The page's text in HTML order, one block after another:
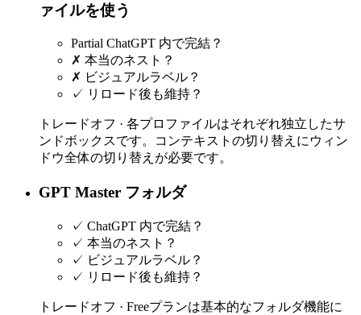
ァイルを使う
Partial ChatGPT 内で完結？
✗ 本当のネスト？
✗ ビジュアルラベル？
✓ リロード後も維持？
トレードオフ · 各プロファイルはそれぞれ独立したサ
ンドボックスです。コンテキストの切り替えにウィン
ドウ全体の切り替えが必要です。
GPT Master フォルダ
✓ ChatGPT 内で完結？
✓ 本当のネスト？
✓ ビジュアルラベル？
✓ リロード後も維持？
トレードオフ · Freeプランは基本的なフォルダ機能に